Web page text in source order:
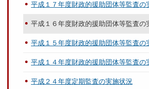
平成１７年度財政的援助団体等監査の
平成１６年度財政的援助団体等監査の
平成１５年度財政的援助団体等監査の
平成１４年度財政的援助団体等監査の
平成２４年度定期監査の実施状況